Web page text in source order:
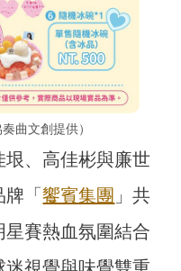
曲文創提供）
、高佳彬與廉世
牌「饗賓集團 」共
賽熱血氛圍結合
視覺與味覺雙重